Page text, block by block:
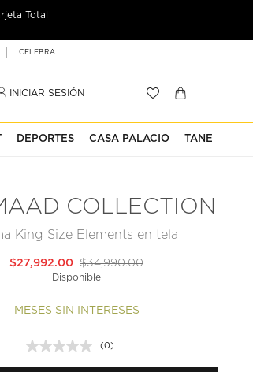
Total
CELEBRA
INICIAR SESIÓN
DEPORTES CASA PALACIO TANE
COLLECTION
King Size Elements en tela
$34,990.00
$27,992.00
Disponible
MESES SIN INTERESES
Sin
puntuación.
(0)